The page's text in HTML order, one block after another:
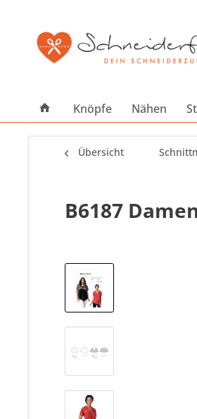
Knöpfe Nähen
Übersicht
B6187